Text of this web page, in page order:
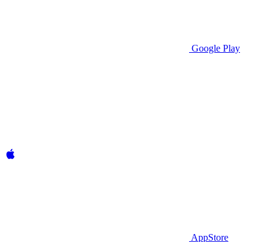
Google Play
AppStore